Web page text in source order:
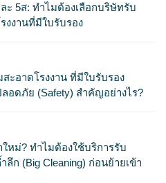
ะ 5ส: ทำไมต้องเลือกบริษัทรับ
งงานที่มีใบรับรอง
ะอาดโรงงาน ที่มีใบรับรอง
อดภัย (Safety) สำคัญอย่างไร?
หม่? ทำไมต้องใช้บริการรับ
ลึก (Big Cleaning) ก่อนย้ายเข้า